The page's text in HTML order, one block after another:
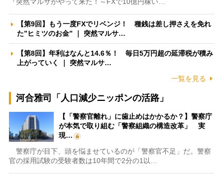
『突然マルサがやって来た！～FXで10億円稼い…
【第9回】もう一度FXでリベンジ！ 種銭は差し押さえを免れ
た”ヒミツのお金” ｜ 突然マルサ…
【第8回】年利はなんと14.6％！ 毎日5万円超の延滞税が積み
上がっていく ｜ 突然マルサ…
一覧を見る
河合雅司「人口減少ニッポンの活路」
【「警察官離れ」に歯止めはかかるか？】警察庁
が本気で取り組む「警察組織の構造改革」 実
現…
警察庁が目下、頭を悩ませているのが「警察官不足」だ。警察
官の採用試験の受験者数は10年間で2分の1以…